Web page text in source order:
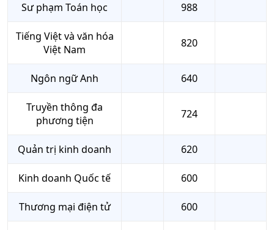
Sư phạm Toán học 988
Tiếng Việt và văn hóa
Việt Nam
820
Ngôn ngữ Anh 640
Truyền thông đa
phương tiện
724
Quản trị kinh doanh 620
Kinh doanh Quốc tế 600
Thương mại điện tử 600